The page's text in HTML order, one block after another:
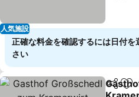
人気施設
正確な料金を確認するには日付を
さい
シェアお